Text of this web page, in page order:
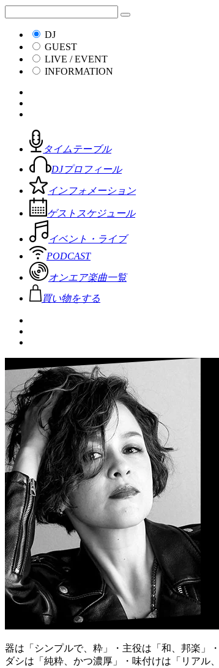
DJ
GUEST
LIVE / EVENT
INFORMATION
タイムテーブル
DJプロフィール
インフォメーション
ゲストスケジュール
イベント・ライブ
PODCAST
オンエア楽曲一覧
買い物をする
器は「シンプルで、粋」・主役は「和、邦楽」・
ダシは「純粋、かつ濃厚」・味付けは「リアル